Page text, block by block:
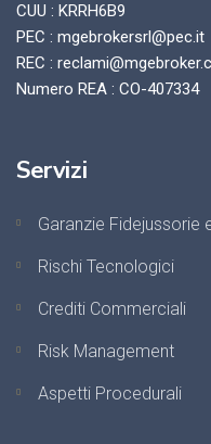
CUU : KRRH6B9
PEC : mgebrokersrl@pec.it
REC :
Numero REA : CO-407334
Servizi
Garanzie Fidejussorie
Rischi Tecnologici
Crediti Commerciali
Risk Management
Aspetti Procedurali